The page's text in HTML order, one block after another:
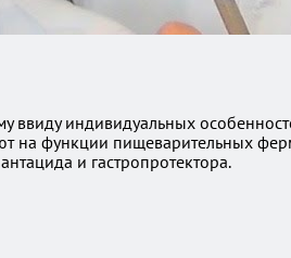
индивидуальных
на функции пищеварительных
и гастропротектора.